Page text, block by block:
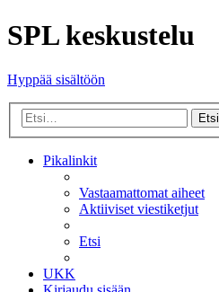
SPL keskustelu
Hyppää sisältöön
Etsi
Pikalinkit
Vastaamattomat aiheet
Aktiiviset viestiketjut
Etsi
UKK